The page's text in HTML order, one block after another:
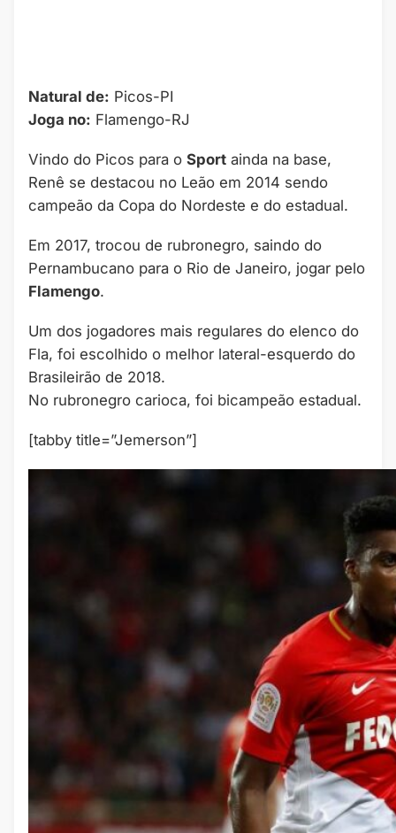
Natural de: Picos-PI
Joga no: Flamengo-RJ
Vindo do Picos para o Sport ainda na base,
Renê se destacou no Leão em 2014 sendo
campeão da Copa do Nordeste e do estadual.
Em 2017, trocou de rubronegro, saindo do
Pernambucano para o Rio de Janeiro, jogar pelo
Flamengo.
Um dos jogadores mais regulares do elenco do
Fla, foi escolhido o melhor lateral-esquerdo do
Brasileirão de 2018.
No rubronegro carioca, foi bicampeão estadual.
[tabby title=”Jemerson”]